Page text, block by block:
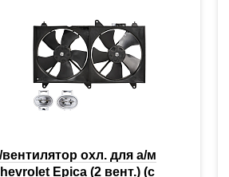
охл. для а/м
Epica (2 вент.) (с